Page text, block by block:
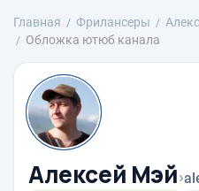
Главная Фрилансеры
Обложка ютюб канала
Алексей Мэй›